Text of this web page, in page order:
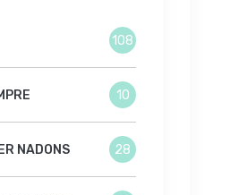
108
10
NADONS 28